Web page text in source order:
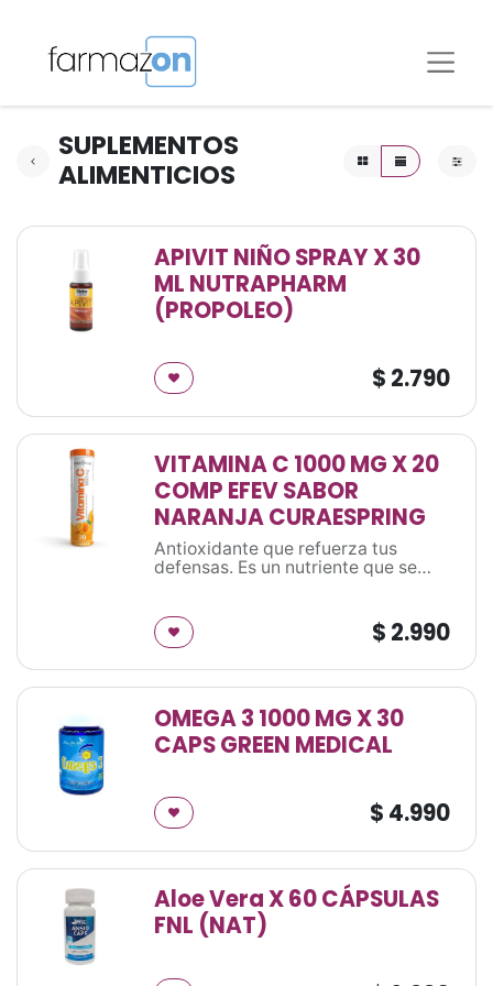
SUPLEMENTOS
ALIMENTICIOS
APIVIT NIÑO SPRAY X 30
ML NUTRAPHARM
(PROPOLEO)
$ 2.790
VITAMINA C 1000 MG X 20
COMP EFEV SABOR
NARANJA CURAESPRING
Antioxidante que refuerza tus
defensas. Es un nutriente que se
protege las células de los radicales
libres que son compuestos que
proteger al cuerpo contra las
enfermedades.
$ 2.990
OMEGA 3 1000 MG X 30
CAPS GREEN MEDICAL
$ 4.990
Aloe Vera X 60 CÁPSULAS
FNL (NAT)